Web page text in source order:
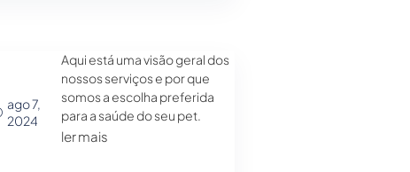
ago 7,
2024
Aqui está uma visão geral dos
nossos serviços e por que
somos a escolha preferida
para a saúde do seu pet.
ler mais